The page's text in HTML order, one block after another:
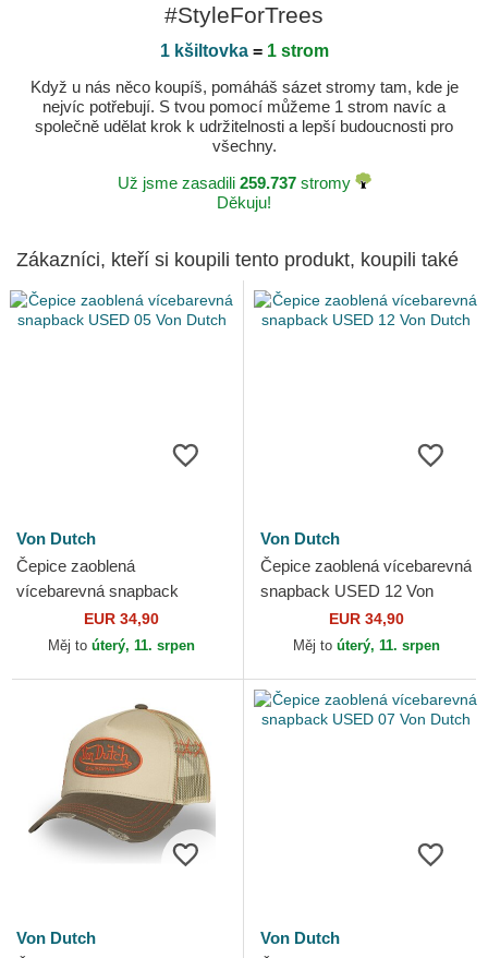
#StyleForTrees
1 kšiltovka= 1 strom
Když u nás něco koupíš, pomáháš sázet stromy tam, kde je
nejvíc potřebují. S tvou pomocí můžeme 1 strom navíc a
společně udělat krok k udržitelnosti a lepší budoucnosti pro
všechny.
Už jsme zasadili 259.737stromy
Děkuju!
Zákazníci, kteří si koupili tento produkt, koupili také
Von Dutch
Čepice zaoblená
vícebarevná snapback
USED 05 Von Dutch
EUR 34,90
Měj to úterý, 11. srpen
Von Dutch
Čepice zaoblená vícebarevná
snapback USED 12 Von
EUR 34,90
Měj to úterý, 11. srpen
Von Dutch
Von Dutch